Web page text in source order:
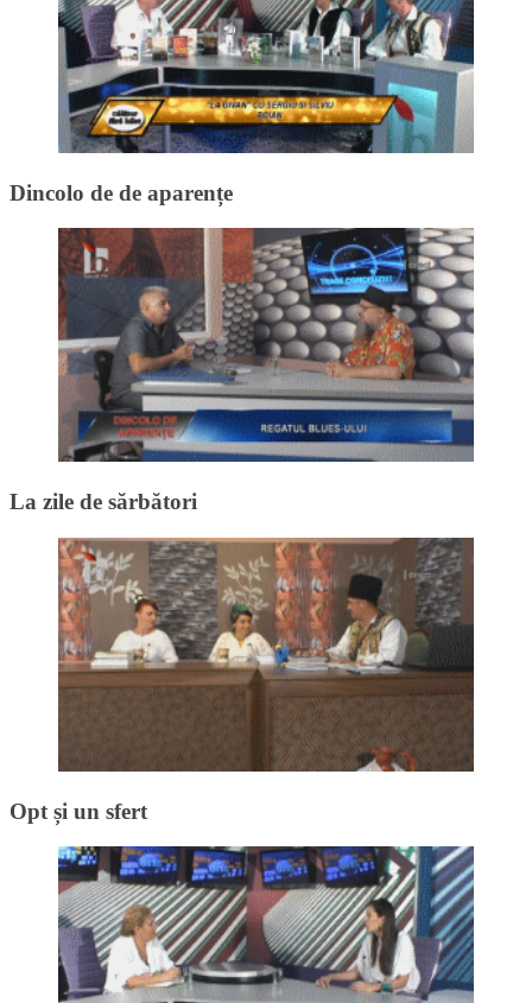
Dincolo de de aparențe
La zile de sărbători
Opt și un sfert